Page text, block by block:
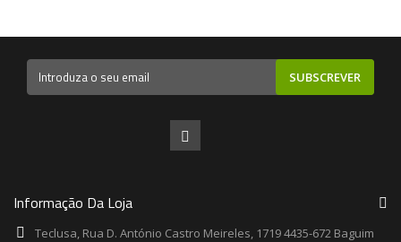
SUBSCREVER
Informação Da Loja
Teclusa, Rua D. António Castro Meireles, 1719 4435-672 Baguim